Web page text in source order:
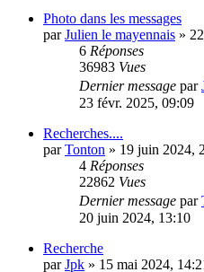
Photo dans les messages
parJulien le mayennais »
6 Réponses
36983 Vues
Dernier message par
23 févr. 2025, 09:09
Recherches....
parTonton » 19 juin 2024,
4 Réponses
22862 Vues
Dernier message par
20 juin 2024, 13:10
Recherche
parJpk » 15 mai 2024,